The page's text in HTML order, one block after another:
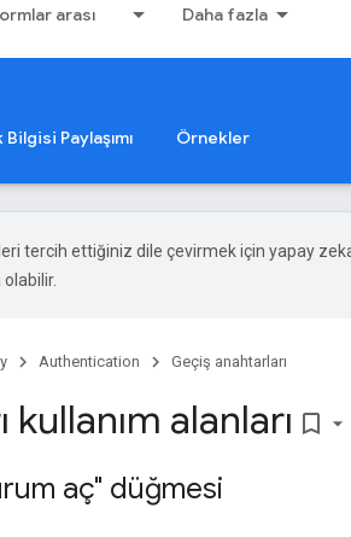
arası Daha fazla
Bilgisi Paylaşımı Örnekler
tercih ettiğiniz dile çevirmek için yapay
Authentication Geçiş anahtarları
alanları bookmark_border
aç" düğmesi